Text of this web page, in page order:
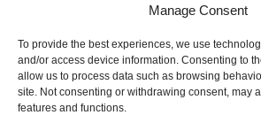
Manage Consent
To provide the best experiences, we use
and/or access device information. Consenting to
allow us to process data such as browsing
site. Not consenting or withdrawing consent, may
features and functions.